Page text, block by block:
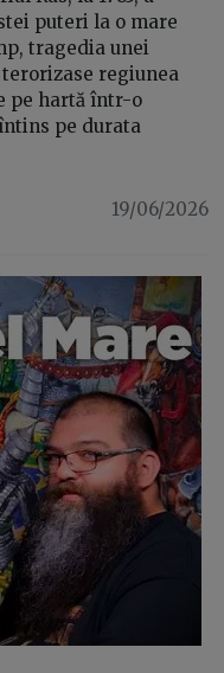
puteri la o mare
tragedia unei
regiunea
pe hartă într-o
pe durata
19/06/2026